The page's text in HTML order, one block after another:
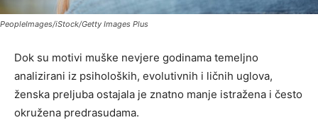
PeopleImages/iStock/Getty Images Plus
Dok su motivi muške nevjere godinama temeljno
analizirani iz psiholoških, evolutivnih i ličnih uglova,
ženska preljuba ostajala je znatno manje istražena i često
okružena predrasudama.